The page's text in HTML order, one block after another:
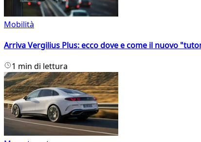
Mobilità
Arriva Vergilius Plus: ecco dove e come il nuovo
1 min di lettura